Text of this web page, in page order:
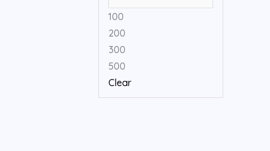
kr8,000.00
100
200
300
500
Clear